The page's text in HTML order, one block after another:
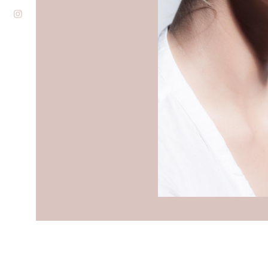
Galéria
Blog
Kapcsolat